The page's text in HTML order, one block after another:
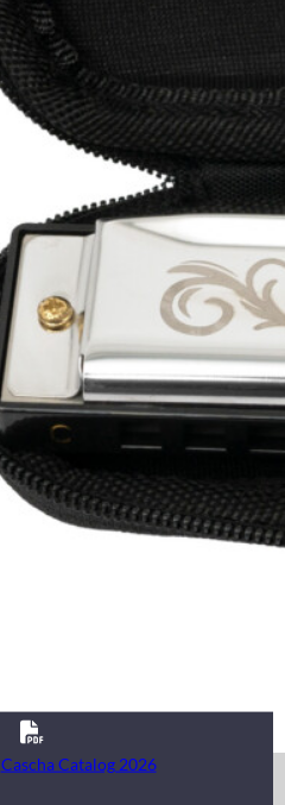
Cascha Catalog 2026